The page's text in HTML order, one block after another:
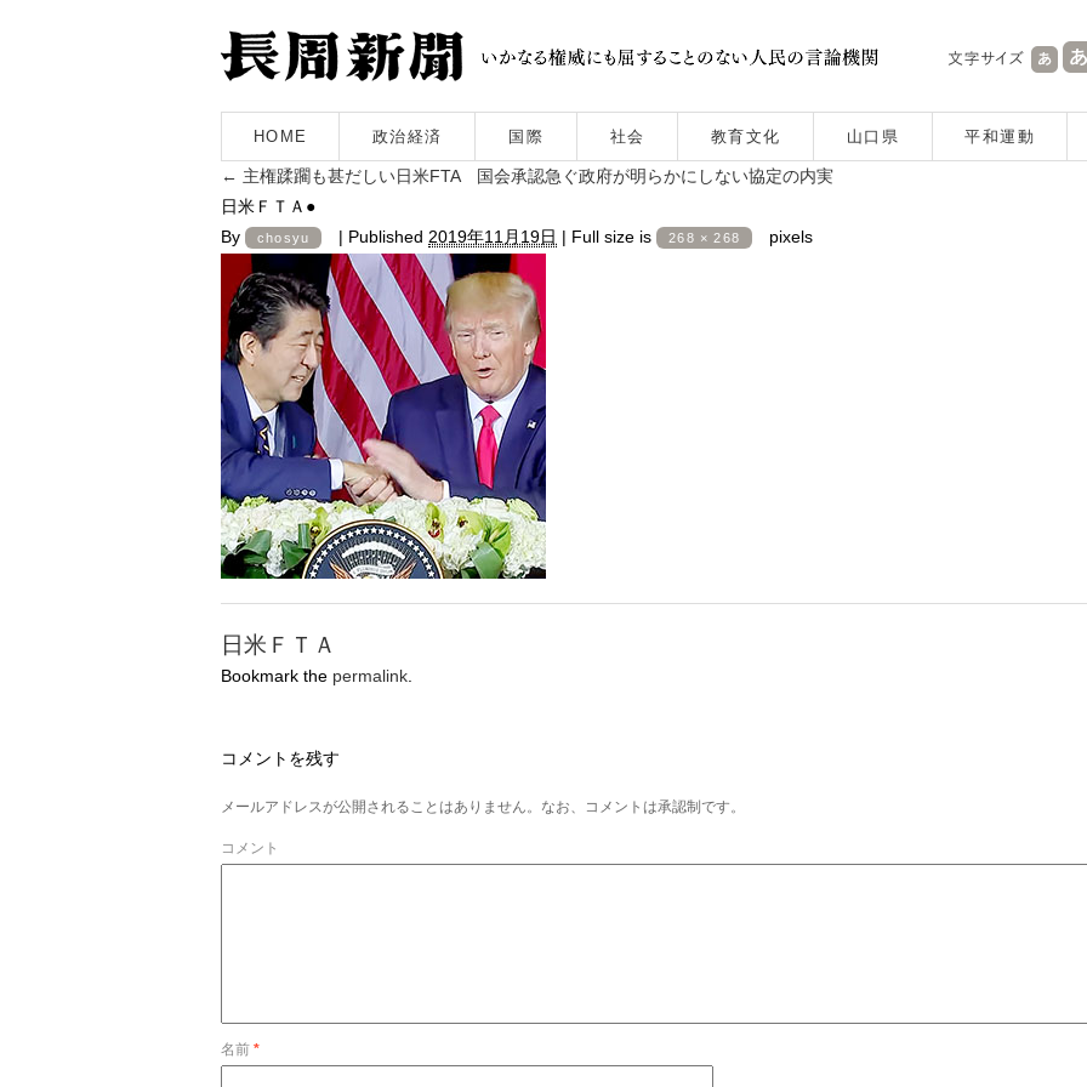
HOME 政治経済 国際 社会 教育文化 山口県 平和運動
← 主権蹂躙も甚だしい日米FTA 国会承認急ぐ政府が明らかにしない協定の内実
日米ＦＴＡ●
By
chosyu | Published 2019年11月19日 | Full size is 268 × 268 pixels
日米ＦＴＡ
Bookmark the permalink
コメントを残す
メールアドレスが公開されることはありません。なお、コメントは承認制です。
コメント
名前 *